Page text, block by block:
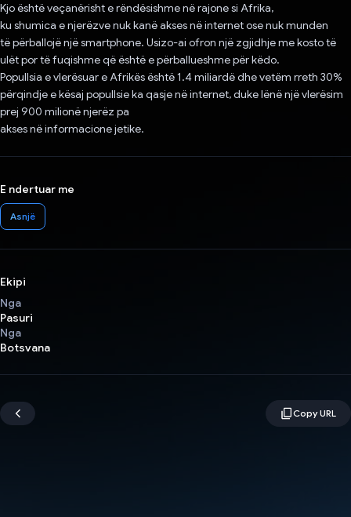
Kjo është veçanërisht e rëndësishme në rajone si Afrika,
ku shumica e njerëzve nuk kanë akses në internet ose nuk munden
të përballojë një smartphone. Usizo-ai ofron një zgjidhje me kosto të
ulët por të fuqishme që është e përballueshme për këdo.
Popullsia e vlerësuar e Afrikës është 1.4 miliardë dhe vetëm rreth 30%
përqindje e kësaj popullsie ka qasje në internet, duke lënë një vlerësim
prej 900 milionë njerëz pa
akses në informacione jetike.
E ndertuar me
Asnjë
Ekipi
Nga
Pasuri
Nga
Botsvana